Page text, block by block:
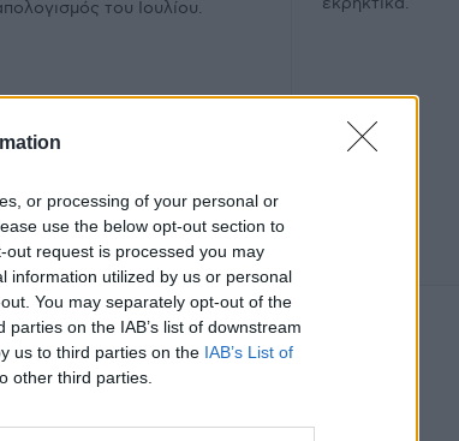
or processing of your personal or
use the below opt-out section to
request is processed you may
information utilized by us or personal
You may separately opt-out of the
on the IAB’s list of downstream
us to third parties on the IAB’s List of
other third parties.
του Ιουλίου.
Εμφάνιση #